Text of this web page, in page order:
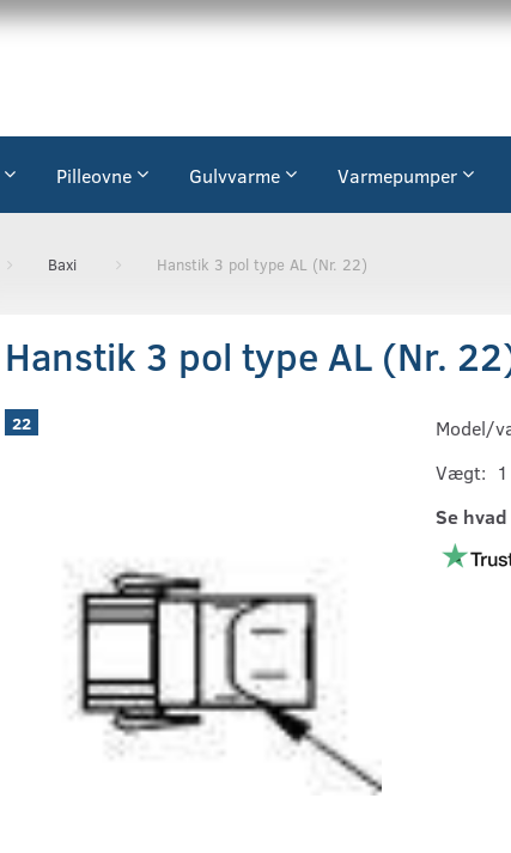
Pilleovne Gulvvarme Varmepumper
Baxi Hanstik 3 pol type AL (Nr. 22)
Hanstik 3 pol type AL (Nr.
22 Model/
Vægt:
Se